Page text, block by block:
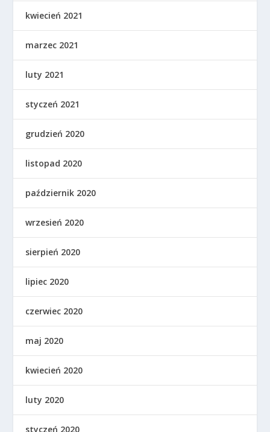
kwiecień 2021
marzec 2021
luty 2021
styczeń 2021
grudzień 2020
listopad 2020
październik 2020
wrzesień 2020
sierpień 2020
lipiec 2020
czerwiec 2020
maj 2020
kwiecień 2020
luty 2020
styczeń 2020